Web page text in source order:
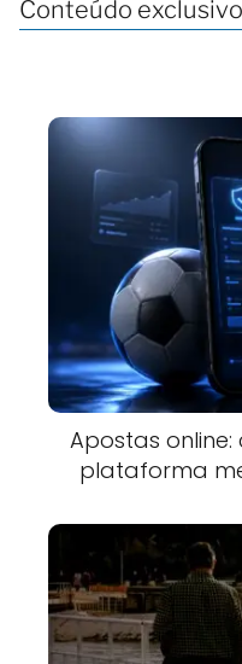
Conteúdo exclusivo
Apostas
plataforma